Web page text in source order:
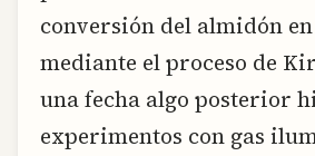
conversión del almidón
mediante el proceso de
una fecha algo posterior
experimentos con gas